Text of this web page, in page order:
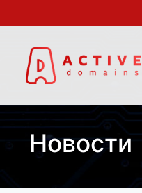
Новости